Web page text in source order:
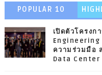
POPULAR 10
เปิดตัวโครง
ความร่วมมือ
Data Center